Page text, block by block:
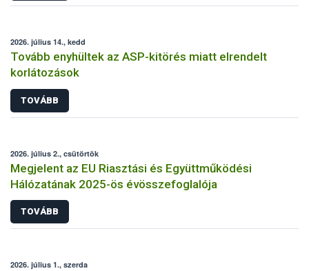
2026. július 14., kedd
Tovább enyhültek az ASP-kitörés miatt elrendelt
korlátozások
TOVÁBB
2026. július 2., csütörtök
Megjelent az EU Riasztási és Együttműködési
Hálózatának 2025-ös évösszefoglalója
TOVÁBB
2026. július 1., szerda